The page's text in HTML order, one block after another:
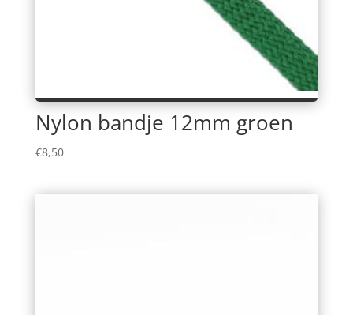
Nylon bandje 12mm groen
€8,50